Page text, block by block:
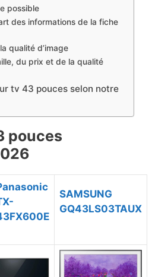
possible
des informations de la fiche
qualité d’image
du prix et de la qualité
tv 43 pouces selon notre
pouces
SAMSUNG
GQ43LS03TAUX